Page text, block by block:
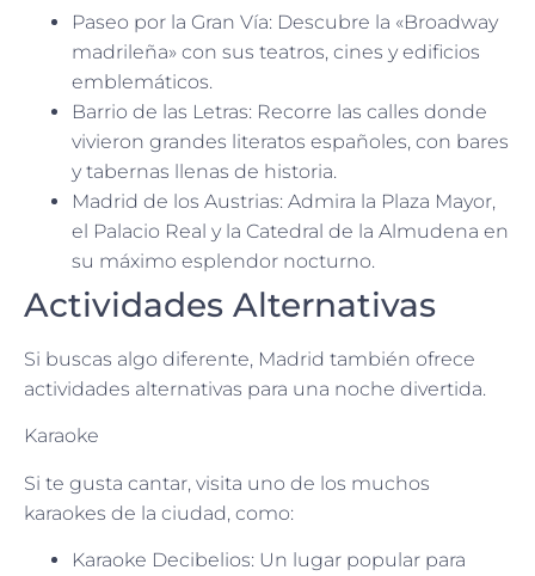
Paseo por la Gran Vía: Descubre la «Broadway
madrileña» con sus teatros, cines y edificios
emblemáticos.
Barrio de las Letras: Recorre las calles donde
vivieron grandes literatos españoles, con bares
y tabernas llenas de historia.
Madrid de los Austrias: Admira la Plaza Mayor,
el Palacio Real y la Catedral de la Almudena en
su máximo esplendor nocturno.
Actividades Alternativas
Si buscas algo diferente, Madrid también ofrece
actividades alternativas para una noche divertida.
Karaoke
Si te gusta cantar, visita uno de los muchos
karaokes de la ciudad, como:
Karaoke Decibelios: Un lugar popular para